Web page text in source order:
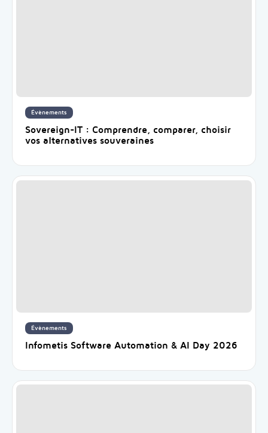
Évènements
Sovereign-IT : Comprendre, comparer, choisir
vos alternatives souveraines
Évènements
Infometis Software Automation & AI Day 2026